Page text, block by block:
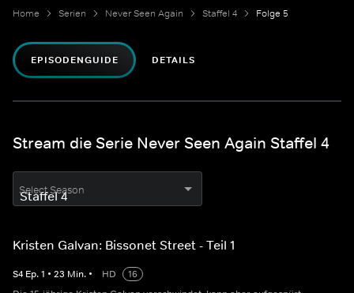
Home Serien Never Seen Again Staffel 4 Folge 5
EPISODENGUIDE DETAILS
Stream die Serie Never Seen Again Staffel 4
Select Season
Kristen Galvan: Bissonet Street - Teil 1
S4 Ep.1 • 23 Min. • HD
16